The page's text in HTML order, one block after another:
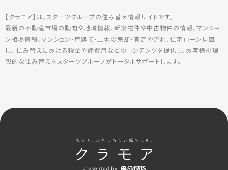
【クラモア】は、スターツグループの住み替え情報サイトです。
最新の不動産市場の動向や地域情報、新築物件や中古物件の情報、マンショ
ン相場情報、マンション・戸建て・土地の売却・査定や流れ、住宅ローン見直
し、 住み替えにおける税金や諸費用などのコンテンツを提供し、お客様の理
想的な住み替えをスターツグループがトータルサポートします。